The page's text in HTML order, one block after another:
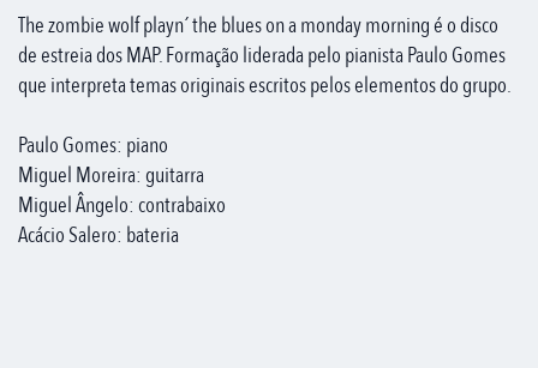
The zombie wolf playn´ the blues on a monday morning é o disco
de estreia dos MAP. Formação liderada pelo pianista Paulo Gomes
que interpreta temas originais escritos pelos elementos do grupo.
Paulo Gomes: piano
Miguel Moreira: guitarra
Miguel Ângelo: contrabaixo
Acácio Salero: bateria